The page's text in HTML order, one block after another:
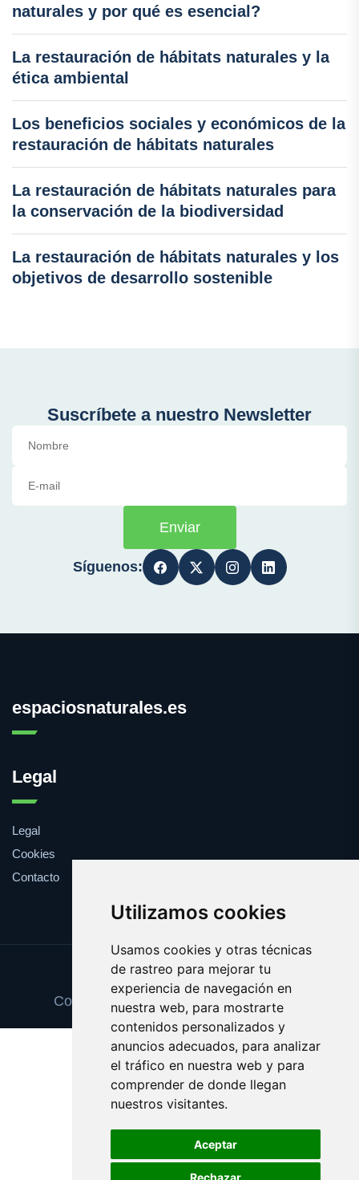
Utilizamos cookies
Usamos cookies y otras técnicas
de rastreo para mejorar tu
experiencia de navegación en
nuestra web, para mostrarte
contenidos personalizados y
anuncios adecuados, para analizar
el tráfico en nuestra web y para
comprender de donde llegan
nuestros visitantes.
Aceptar
Rechazar
naturales y por qué es esencial?
La restauración de hábitats naturales y la
ética ambiental
Los beneficios sociales y económicos de la
restauración de hábitats naturales
La restauración de hábitats naturales para
la conservación de la biodiversidad
La restauración de hábitats naturales y los
objetivos de desarrollo sostenible
Suscríbete a nuestro Newsletter
Enviar
Síguenos:
espaciosnaturales.es
Legal
Legal
Cookies
Contacto
Update cookies preferences
Copyright © 2025 espaciosnaturales.es